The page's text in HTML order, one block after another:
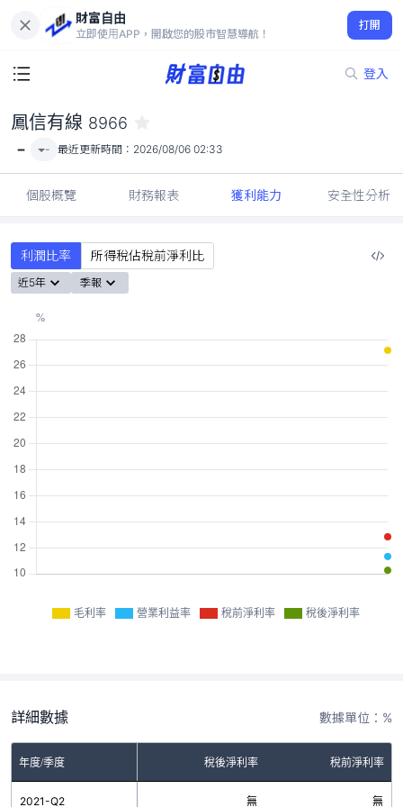
財富自由
立即使用APP，開啟您的股市智慧導航！
打開
登入
-
鳳信有線 8966
- - 最近更新時間： 2026/08/06 02:33
個股概覽 財務報表 獲利能力 安全性分析
利潤比率 所得稅佔稅前淨利比
近5年 季報
毛利率 營業利益率 稅前淨利率 稅後淨利率
詳細數據 數據單位：%
年度/季度 稅後淨利率 稅前淨利率
2021-Q2 無 無